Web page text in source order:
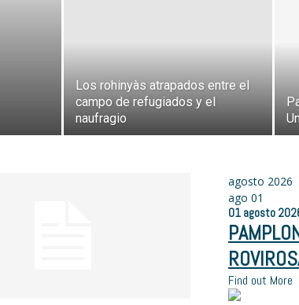
Los rohinyàs atrapados entre el
campo de refugiados y el
naufragio
agosto 2026
ago 01
01 agosto
Find out More